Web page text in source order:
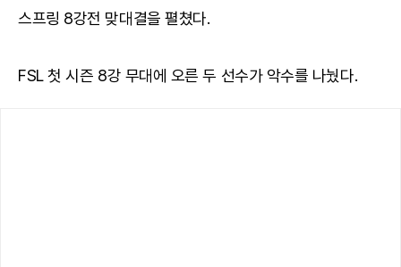
스프링 8강전 맞대결을 펼쳤다.
FSL 첫 시즌 8강 무대에 오른 두 선수가 악수를 나눴다.